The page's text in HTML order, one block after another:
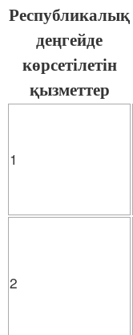
Республикалық
деңгейде
көрсетілетін
қызметтер
1
2